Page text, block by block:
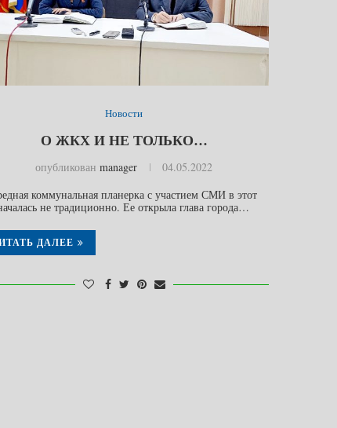
Новости
О ЖКХ И НЕ ТОЛЬКО…
опубликован manager
04.05.2022
коммунальная планерка с участием СМИ в этот
не традиционно. Ее открыла глава города…
ДАЛЕЕ